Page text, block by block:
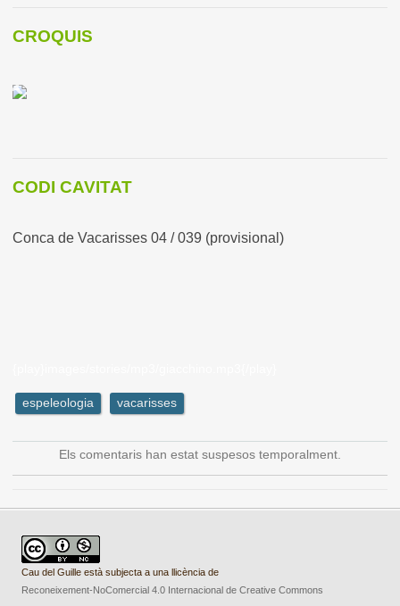
CROQUIS
CODI CAVITAT
Conca de Vacarisses 04 / 039 (provisional)
espeleologia vacarisses
Els comentaris han estat suspesos temporalment.
Cau del Guille està subjecta a una llicència de
Reconeixement-NoComercial 4.0 Internacional de Creative Commons